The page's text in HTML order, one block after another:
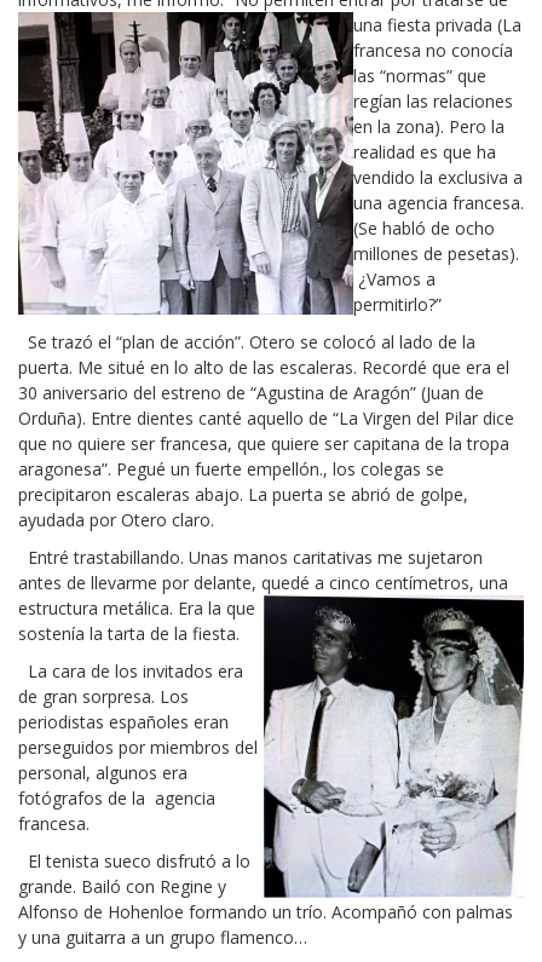
una fiesta privada (La
francesa no conocía
las “normas” que
regían las relaciones
en la zona). Pero la
realidad es que ha
vendido la exclusiva a
una agencia francesa.
(Se habló de ocho
millones de pesetas).
¿Vamos a
permitirlo?”
Se trazó el “plan de acción”. Otero se colocó al lado de la
puerta. Me situé en lo alto de las escaleras. Recordé que era el
30 aniversario del estreno de “Agustina de Aragón” (Juan de
Orduña). Entre dientes canté aquello de “La Virgen del Pilar dice
que no quiere ser francesa, que quiere ser capitana de la tropa
aragonesa”. Pegué un fuerte empellón., los colegas se
precipitaron escaleras abajo. La puerta se abrió de golpe,
ayudada por Otero claro.
Entré trastabillando. Unas manos caritativas me sujetaron
antes de llevarme por delante, quedé a cinco centímetros, una
estructura metálica. Era la que
sostenía la tarta de la fiesta.
La cara de los invitados era
de gran sorpresa. Los
periodistas españoles eran
perseguidos por miembros del
personal, algunos era
fotógrafos de la agencia
francesa.
El tenista sueco disfrutó a lo
grande. Bailó con Regine y
Alfonso de Hohenloe formando un trío. Acompañó con palmas
y una guitarra a un grupo flamenco…